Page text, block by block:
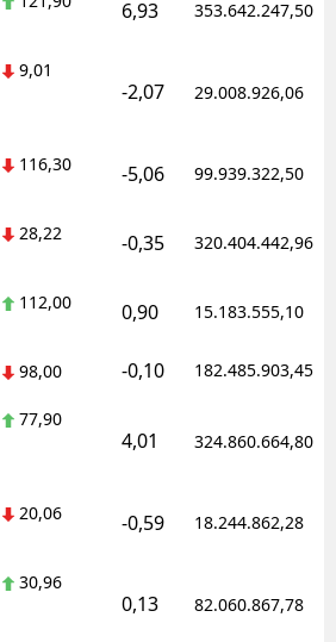
6,93 353.642.247,50
9,01
-2,07 29.008.926,06
116,30 -5,06 99.939.322,50
28,22 -0,35 320.404.442,96
112,00 0,90 15.183.555,10
98,00 -0,10 182.485.903,45
77,90
4,01 324.860.664,80
20,06 -0,59 18.244.862,28
30,96
0,13 82.060.867,78